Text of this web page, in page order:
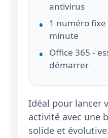
antivirus
1 numéro
minute
Office 365 -
démarrer
Idéal pour lancer
activité avec une
solide et